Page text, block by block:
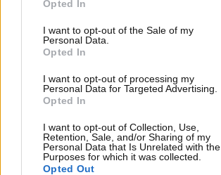
Opted In
I want to opt-out of the Sale of my
Personal Data.
Opted In
I want to opt-out of processing my
Personal Data for Targeted Advertising.
Opted In
I want to opt-out of Collection, Use,
Retention, Sale, and/or Sharing of my
Personal Data that Is Unrelated with the
Purposes for which it was collected.
Opted Out
conoscenza delmetodo per leggere
Ecco che cosa c’è da sapere a riguardo.